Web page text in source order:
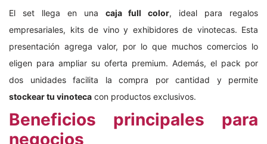
El set llega en una caja full color, ideal para regalos
empresariales, kits de vino y exhibidores de vinotecas. Esta
presentación agrega valor, por lo que muchos comercios lo
eligen para ampliar su oferta premium. Además, el pack por
dos unidades facilita la compra por cantidad y permite
stockear tu vinoteca con productos exclusivos.
Beneficios principales para
negocios